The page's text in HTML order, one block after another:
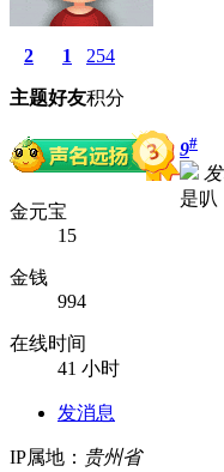
2
主题
1
好友
254
积分
金元宝
15
金钱
994
在线时间
41 小时
发消息
IP属地： 贵州省
9#
是叭